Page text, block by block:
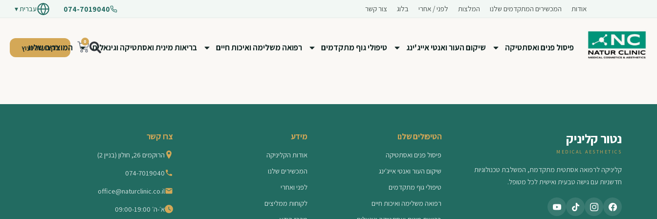
אודות המכשירים המתקדמים שלנו המלצות לפני / אחרי בלוג צור קשר
פיסול פנים ואסתטיקה שיקום העור ואנטי אייג'ינג טיפולי גוף מתקדמים רפואה משלימה ואיכות חיים בריאות מינית ואסתטיקה וגינאלית המוצרים שלנו
0
074-7019040
לקביעת ייעוץ
נטור קליניק
MEDICAL AESTHETICS
קליניקה לרפואה אסתטית מתקדמת, המשלבת טכנולוגיות
חדשניות עם גישה טבעית ואישית לכל מטופל.
הטיפולים שלנו
פיסול פנים ואסתטיקה
שיקום העור ואנטי אייג'ינג
טיפולי גוף מתקדמים
רפואה משלימה ואיכות חיים
מידע
אודות הקליניקה
המכשירים שלנו
לפני ואחרי
לקוחות ממליצים
צרו קשר
הרוקמים 26, חולון (בניין 2)
074-7019040
office@naturclinic.co.il
א׳-ה׳ 09:00-19:00